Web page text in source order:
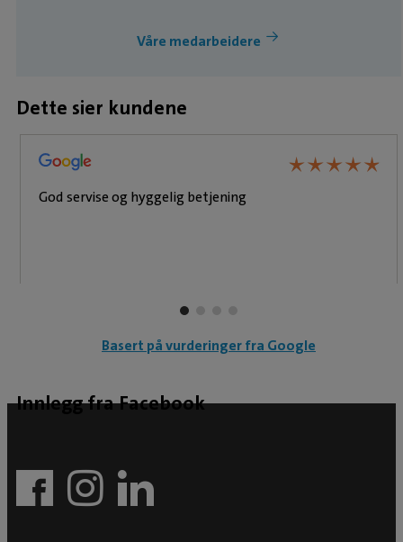
Våre medarbeidere
Dette sier kundene
★★★★★
★★★★★
God servise og hyggelig betjening
Basert på vurderinger fra Google
Innlegg fra Facebook